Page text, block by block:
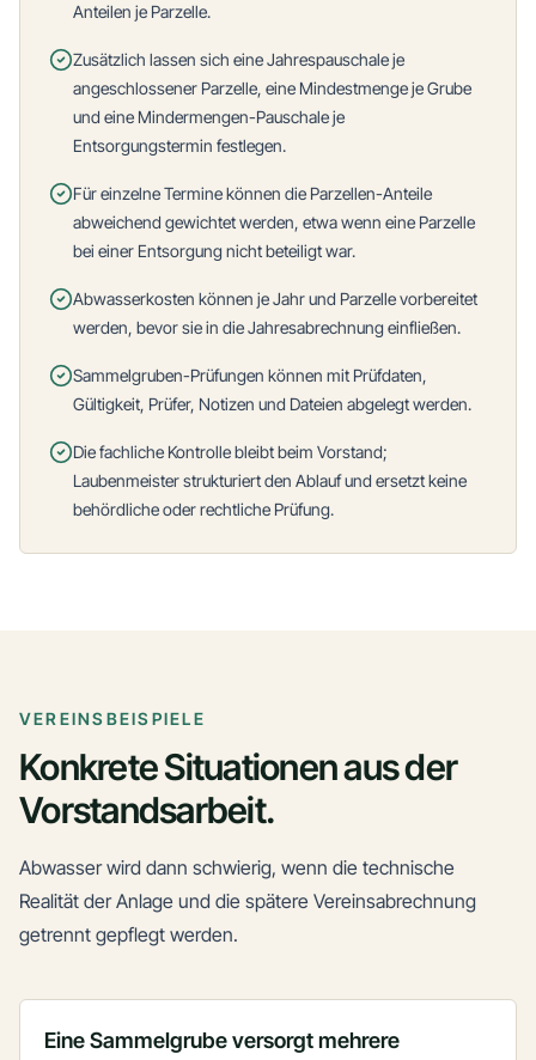
Anteilen je Parzelle.
Zusätzlich lassen sich eine Jahrespauschale je
angeschlossener Parzelle, eine Mindestmenge je Grube
und eine Mindermengen-Pauschale je
Entsorgungstermin festlegen.
Für einzelne Termine können die Parzellen-Anteile
abweichend gewichtet werden, etwa wenn eine Parzelle
bei einer Entsorgung nicht beteiligt war.
Abwasserkosten können je Jahr und Parzelle vorbereitet
werden, bevor sie in die Jahresabrechnung einfließen.
Sammelgruben-Prüfungen können mit Prüfdaten,
Gültigkeit, Prüfer, Notizen und Dateien abgelegt werden.
Die fachliche Kontrolle bleibt beim Vorstand;
Laubenmeister strukturiert den Ablauf und ersetzt keine
behördliche oder rechtliche Prüfung.
VEREINSBEISPIELE
Konkrete Situationen aus der
Vorstandsarbeit.
Abwasser wird dann schwierig, wenn die technische
Realität der Anlage und die spätere Vereinsabrechnung
getrennt gepflegt werden.
Eine Sammelgrube versorgt mehrere